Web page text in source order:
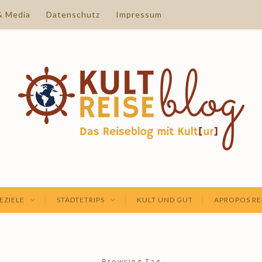
Media Datenschutz Impressum
STÄDTETRIPS KULT UND GUT APROPOS